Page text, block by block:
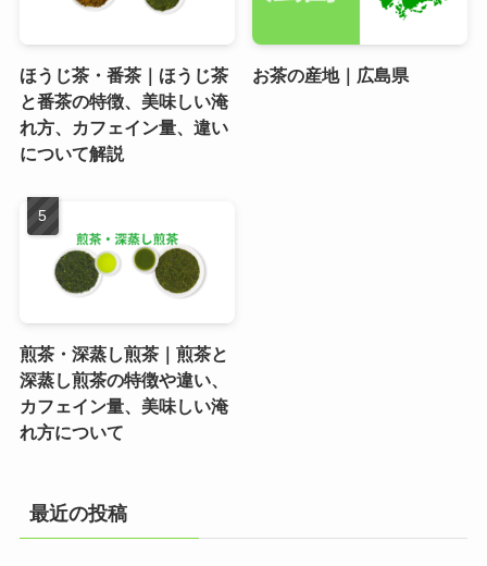
ほうじ茶・番茶｜ほうじ茶
と番茶の特徴、美味しい淹
れ方、カフェイン量、違い
について解説
お茶の産地｜広島県
煎茶・深蒸し煎茶｜煎茶と
深蒸し煎茶の特徴や違い、
カフェイン量、美味しい淹
れ方について
最近の投稿